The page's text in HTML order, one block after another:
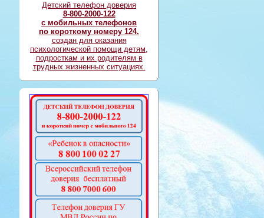
Детский телефон доверия
8-800-2000-122
с мобильных телефонов
по короткому номеру 124.
создан для оказания
психологической помощи детям,
подросткам и их родителям в
трудных жизненных ситуациях.